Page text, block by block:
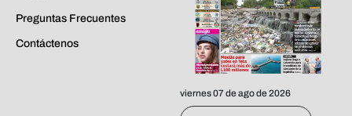
Preguntas Frecuentes
Contáctenos
viernes 07 de ago de 2026